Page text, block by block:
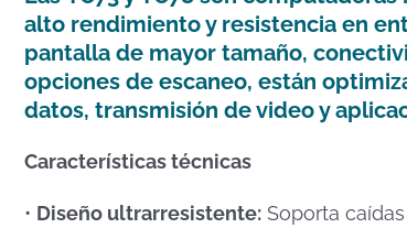
alto rendimiento y resistencia en
pantalla de mayor tamaño,
opciones de escaneo, están
datos, transmisión de video y
Características técnicas
• Diseño ultrarresistente: Soporta